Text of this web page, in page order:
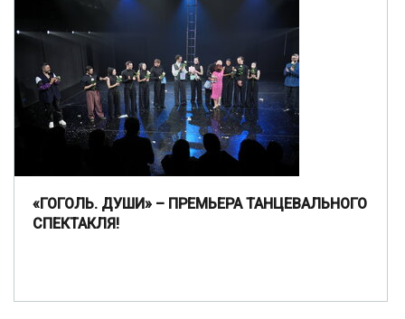
«ГОГОЛЬ. ДУШИ» – ПРЕМЬЕРА ТАНЦЕВАЛЬНОГО
СПЕКТАКЛЯ!